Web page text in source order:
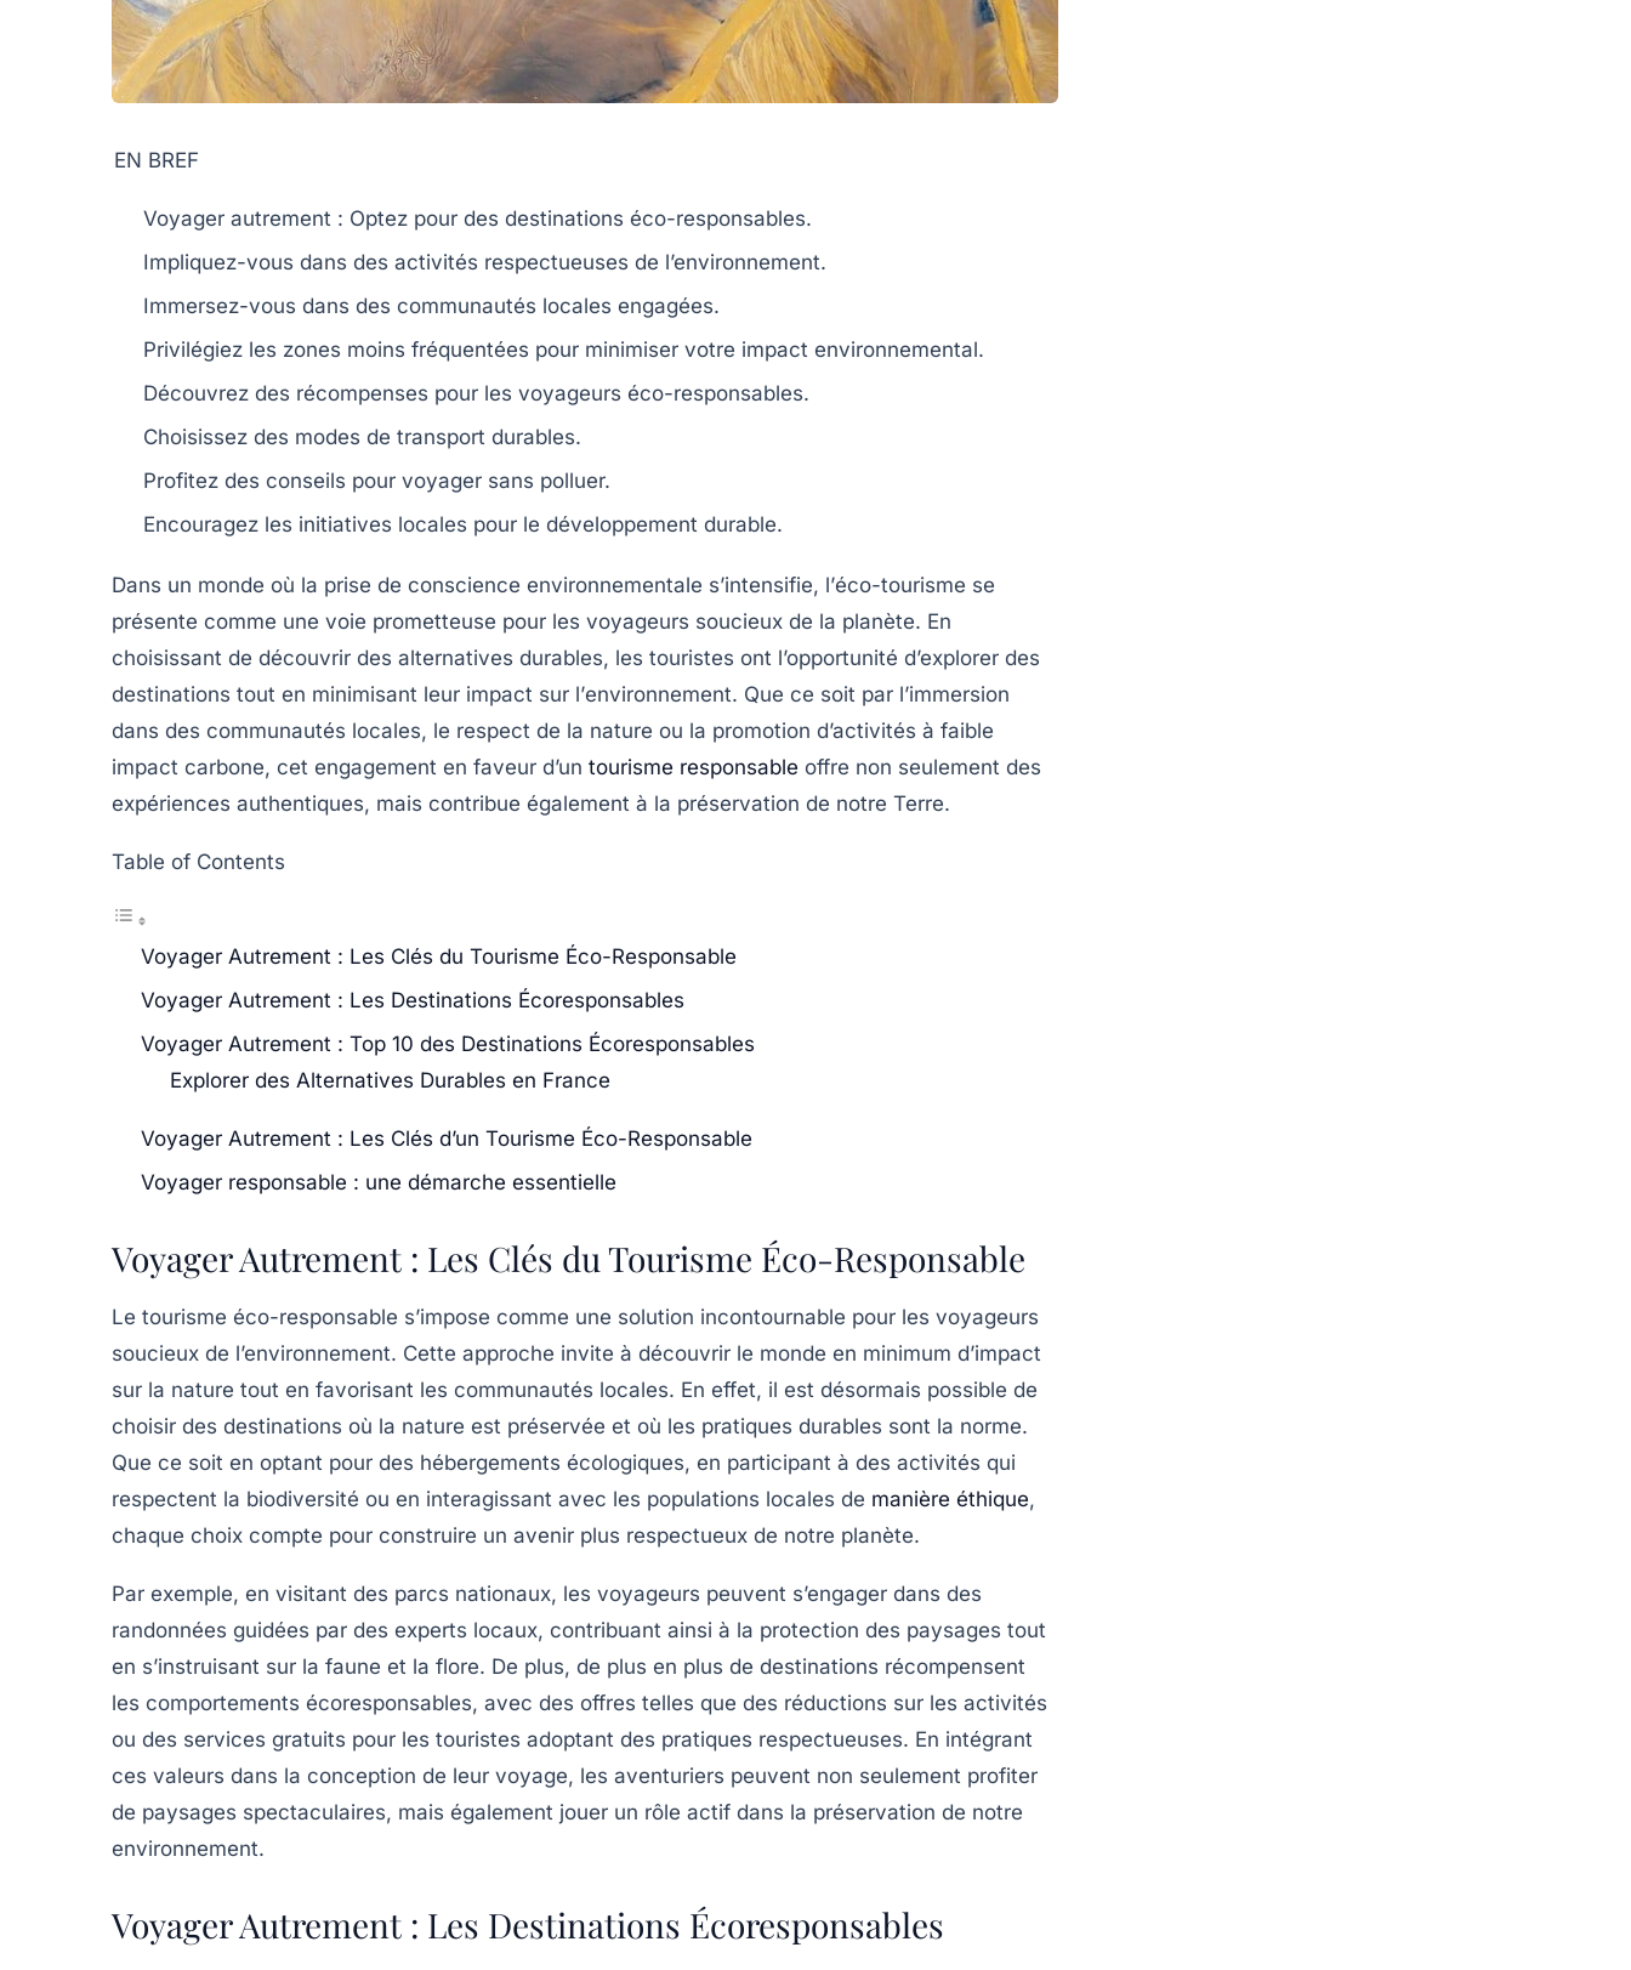
EN BREF
Voyager autrement : Optez pour des destinations éco-responsables.
Impliquez-vous dans des activités respectueuses de l’environnement.
Immersez-vous dans des communautés locales engagées.
Privilégiez les zones moins fréquentées pour minimiser votre impact environnemental.
Découvrez des récompenses pour les voyageurs éco-responsables.
Choisissez des modes de transport durables.
Profitez des conseils pour voyager sans polluer.
Encouragez les initiatives locales pour le développement durable.
Dans un monde où la prise de conscience environnementale s’intensifie, l’éco-tourisme se
présente comme une voie prometteuse pour les voyageurs soucieux de la planète. En
choisissant de découvrir des alternatives durables, les touristes ont l’opportunité d’explorer des
destinations tout en minimisant leur impact sur l’environnement. Que ce soit par l’immersion
dans des communautés locales, le respect de la nature ou la promotion d’activités à faible
impact carbone, cet engagement en faveur d’un tourisme responsable offre non seulement des
expériences authentiques, mais contribue également à la préservation de notre Terre.
Table of Contents
Voyager Autrement : Les Clés du Tourisme Éco-Responsable
Voyager Autrement : Les Destinations Écoresponsables
Voyager Autrement : Top 10 des Destinations Écoresponsables
Explorer des Alternatives Durables en France
Voyager Autrement : Les Clés d’un Tourisme Éco-Responsable
Voyager responsable : une démarche essentielle
Voyager Autrement : Les Clés du Tourisme Éco-Responsable
Le tourisme éco-responsable s’impose comme une solution incontournable pour les voyageurs
soucieux de l’environnement. Cette approche invite à découvrir le monde en minimum d’impact
sur la nature tout en favorisant les communautés locales. En effet, il est désormais possible de
choisir des destinations où la nature est préservée et où les pratiques durables sont la norme.
Que ce soit en optant pour des hébergements écologiques, en participant à des activités qui
respectent la biodiversité ou en interagissant avec les populations locales de manière éthique,
chaque choix compte pour construire un avenir plus respectueux de notre planète.
Par exemple, en visitant des parcs nationaux, les voyageurs peuvent s’engager dans des
randonnées guidées par des experts locaux, contribuant ainsi à la protection des paysages tout
en s’instruisant sur la faune et la flore. De plus, de plus en plus de destinations récompensent
les comportements écoresponsables, avec des offres telles que des réductions sur les activités
ou des services gratuits pour les touristes adoptant des pratiques respectueuses. En intégrant
ces valeurs dans la conception de leur voyage, les aventuriers peuvent non seulement profiter
de paysages spectaculaires, mais également jouer un rôle actif dans la préservation de notre
environnement.
Voyager Autrement : Les Destinations Écoresponsables